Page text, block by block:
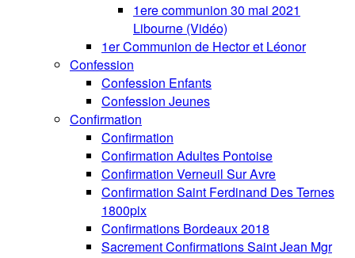
1ere communion 30 mai 2021
Libourne (Vidéo)
1er Communion de Hector et Léonor
Confession
Confession Enfants
Confession Jeunes
Confirmation
Confirmation
Confirmation Adultes Pontoise
Confirmation Verneuil Sur Avre
Confirmation Saint Ferdinand Des Ternes
1800pix
Confirmations Bordeaux 2018
Sacrement Confirmations Saint Jean Mgr